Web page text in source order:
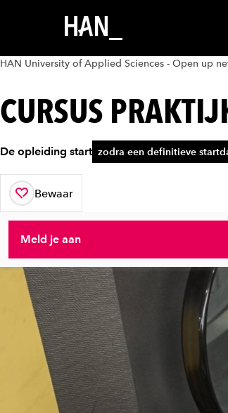
HAN University of Applied Sciences - Open up
CURSUS
De opleiding start zodra een definitieve
Bewaar
aan je favorieten
Meld je aan